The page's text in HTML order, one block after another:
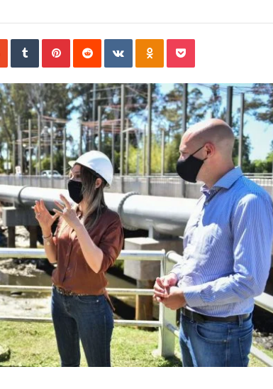
StumbleUpon
TumblrPinterestReddit VKontakteOdnoklassniki
Pocket